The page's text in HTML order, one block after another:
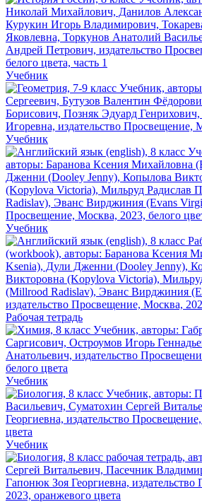
Учебник
Учебник
Учебник
Рабочая тетрадь
Учебник
Учебник